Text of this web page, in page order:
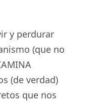
(III):
nos
sentimos
bien,
y perdurar
(que no
(de verdad)
que nos